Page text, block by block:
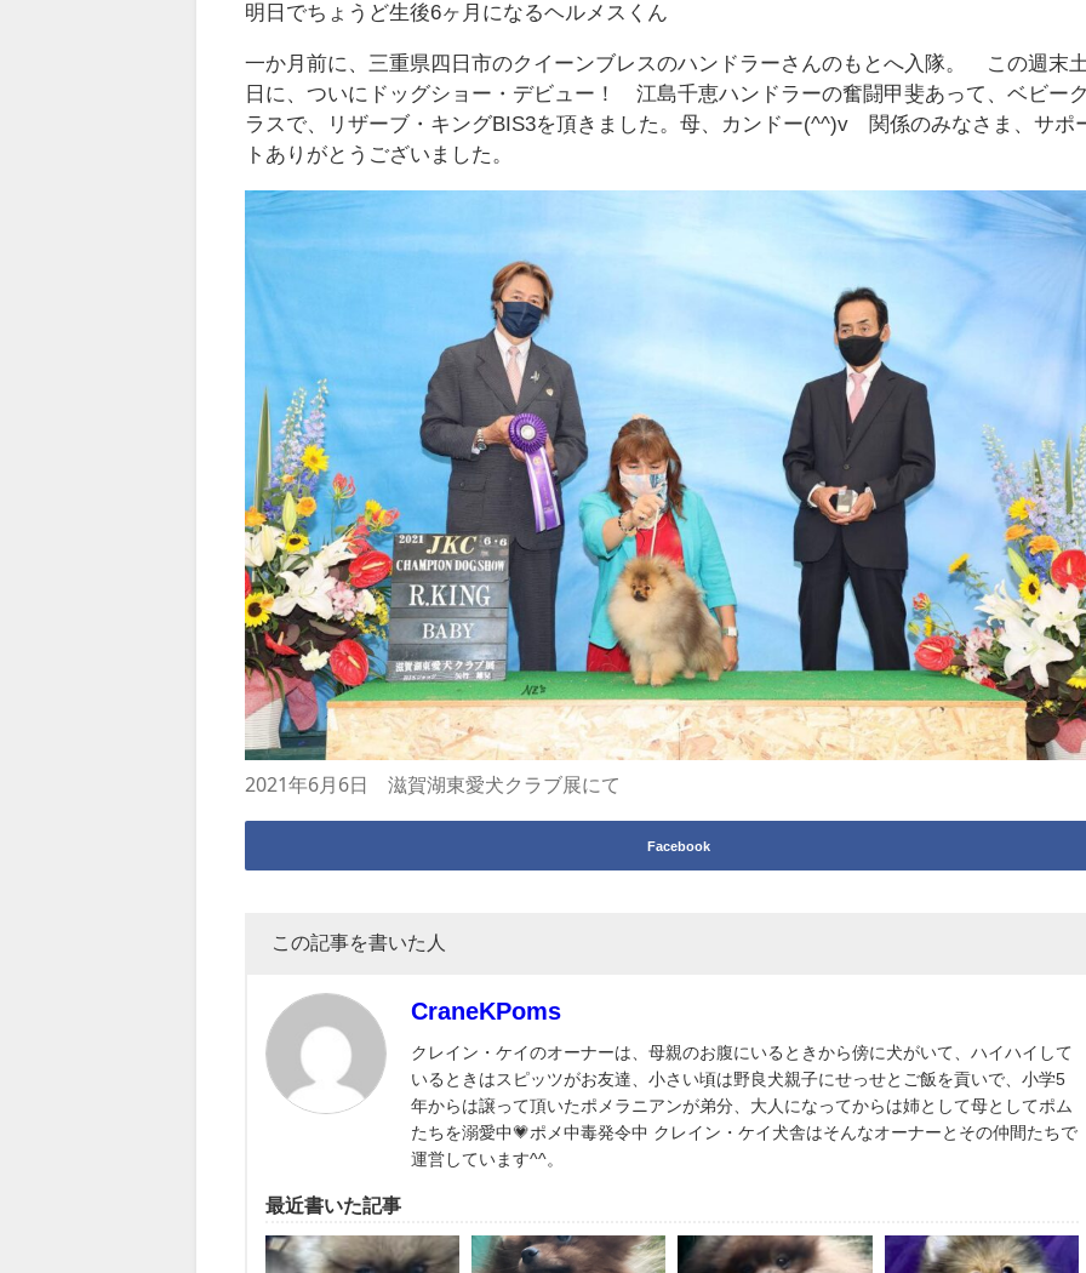
明日でちょうど生後6ヶ月になるヘルメスくん
一か月前に、三重県四日市のクイーンブレスのハンドラーさんのもとへ入隊。 この週末
日に、ついにドッグショー・デビュー！ 江島千恵ハンドラーの奮闘甲斐あって、ベビー
ラスで、リザーブ・キングBIS3を頂きました。母、カンドー(^^)v 関係のみなさま、サポ
トありがとうございました。
2021年6月6日 滋賀湖東愛犬クラブ展にて
Facebook
この記事を書いた人
CraneKPoms
クレイン・ケイのオーナーは、母親のお腹にいるときから傍に犬がいて、ハイハイして
いるときはスピッツがお友達、小さい頃は野良犬親子にせっせとご飯を貢いで、小学5
年からは譲って頂いたポメラニアンが弟分、大人になってからは姉として母としてポム
たちを溺愛中💗ポメ中毒発令中 クレイン・ケイ犬舎はそんなオーナーとその仲間たちで
運営しています^^。
最近書いた記事